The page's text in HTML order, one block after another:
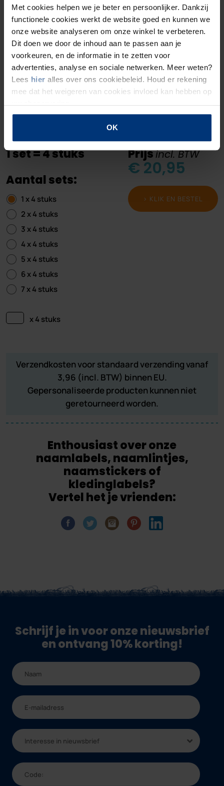
Met cookies helpen we je beter en persoonlijker. Dankzij
functionele cookies werkt de website goed en kunnen we
onze website analyseren om onze winkel te verbeteren.
Dit doen we door de inhoud aan te passen aan je
voorkeuren, en de informatie in te zetten voor
advertenties, analyse en sociale netwerken. Meer weten?
Lees hier alles over ons cookiebeleid. Houd er rekening
mee dat het weigeren van cookies invloed kan hebben op
uw shopervaring.
OK
5. Kies de tekstkleur
1 set = 4 stuks
Aantal sets:
1 x 4 stuks
2 x 4 stuks
3 x 4 stuks
4 x 4 stuks
5 x 4 stuks
6 x 4 stuks
7 x 4 stuks
x 4 stuks
Prijsincl. BTW
€ 20,95
> KLIK EN BESTEL
Verzendkosten voor standaard verzending vanaf
3,96 (incl. BTW) binnen EU.
Gepersonaliseerde producten kunnen niet
geretourneerd worden.
Enthousiast over onze
naamlabels, naamlintjes,
naamstickers of
kledinglabels?
Vertel het je vrienden:
Schrijf je in voor onze nieuwsbrief
en ontvang 10% korting!
Interesse in nieuwsbrief